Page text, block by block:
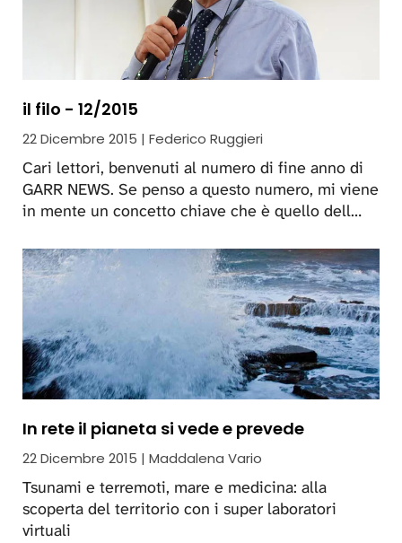
il filo - 12/2015
22 Dicembre 2015 | Federico Ruggieri
Cari lettori, benvenuti al numero di fine anno di
GARR NEWS. Se penso a questo numero, mi viene
in mente un concetto chiave che è quello dell…
In rete il pianeta si vede e prevede
22 Dicembre 2015 | Maddalena Vario
Tsunami e terremoti, mare e medicina: alla
scoperta del territorio con i super laboratori
virtuali